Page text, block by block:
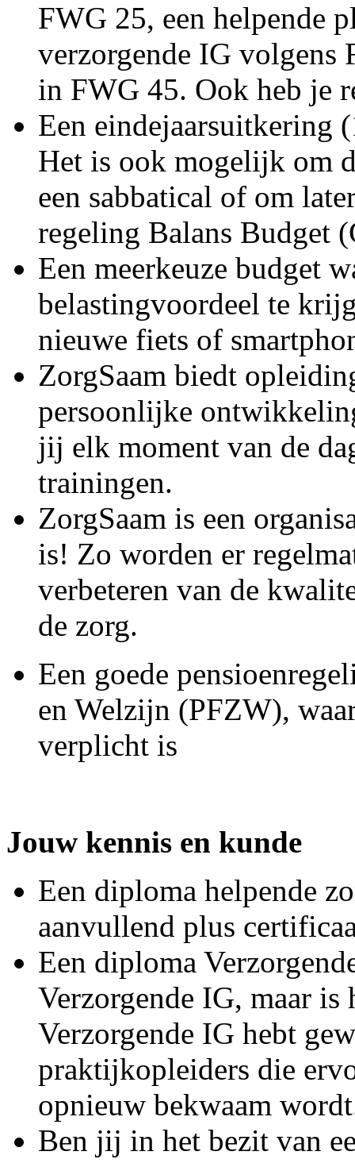
FWG 25, een helpende
verzorgende IG volgens
in FWG 45. Ook heb je
Een eindejaarsuitkering
Het is ook mogelijk om
een sabbatical of om
regeling Balans Budget
Een meerkeuze budget
belastingvoordeel te
nieuwe fiets of
ZorgSaam biedt
persoonlijke
jij elk moment van de
trainingen.
ZorgSaam is een
is! Zo worden er
verbeteren van de
de zorg.
Een goede
en Welzijn (PFZW),
verplicht is
Jouw kennis en kunde
Een diploma helpende
aanvullend plus
Een diploma
Verzorgende IG, maar is
Verzorgende IG hebt
praktijkopleiders die
opnieuw bekwaam
Ben jij in het bezit van